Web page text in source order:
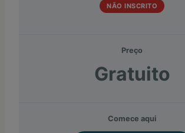
NÃO INSCRITO
Preço
Gratuito
Comece aqui